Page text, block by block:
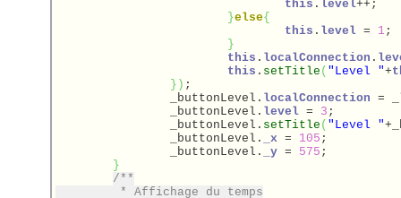
this . level++;
}else{
this . level = 1;
}
this . localConnection .
this . setTitle ( "Level "+
} ) ;
		_buttonLevel.
localConnection =
		_buttonLevel.
level = 3 ;
		_buttonLevel.
setTitle ( "Level "
		_buttonLevel.
_x = 105 ;
		_buttonLevel.
_y = 575 ;
}
/**